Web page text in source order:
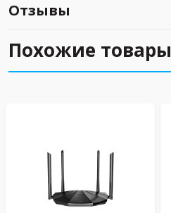
Отзывы
Похожие товары